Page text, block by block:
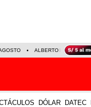
ALBERTO BENAVIDES
DÓLAR DATEC